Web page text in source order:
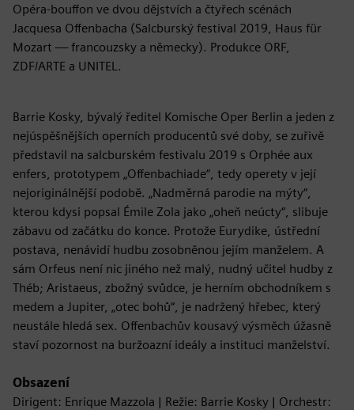
Opéra-bouffon ve dvou dějstvích a čtyřech scénách
Jacquesa Offenbacha (Salcburský festival 2019, Haus für
Mozart — francouzsky a německy). Produkce ORF,
ZDF/ARTE a UNITEL.
Barrie Kosky, bývalý ředitel Komische Oper Berlin a jeden z
nejúspěšnějších operních producentů své doby, se zuřivě
představil na salcburském festivalu 2019 s Orphée aux
enfers, prototypem „Offenbachiade“, tedy operety v její
nejoriginálnější podobě. „Nadměrná parodie na mýty“,
kterou kdysi popsal Émile Zola jako „oheň neúcty“, slibuje
zábavu od začátku do konce. Protože Eurydike, ústřední
postava, nenávidí hudbu zosobněnou jejím manželem. A
sám Orfeus není nic jiného než malý, nudný učitel hudby z
Théb; Aristaeus, zbožný svůdce, je herním obchodníkem s
medem a Jupiter, „otec bohů“, je nadržený hřebec, který
neustále hledá sex. Offenbachův kousavý výsměch úžasně
staví pozornost na buržoazní ideály a instituci manželství.
Obsazení
Dirigent: Enrique Mazzola | Režie: Barrie Kosky | Orchestr: